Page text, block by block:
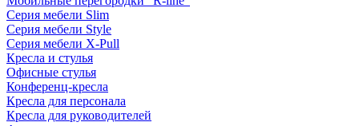
Серия мебели Slim
Серия мебели Style
Серия мебели X-Pull
Кресла и стулья
Офисные стулья
Конференц-кресла
Кресла для персонала
Кресла для руководителей